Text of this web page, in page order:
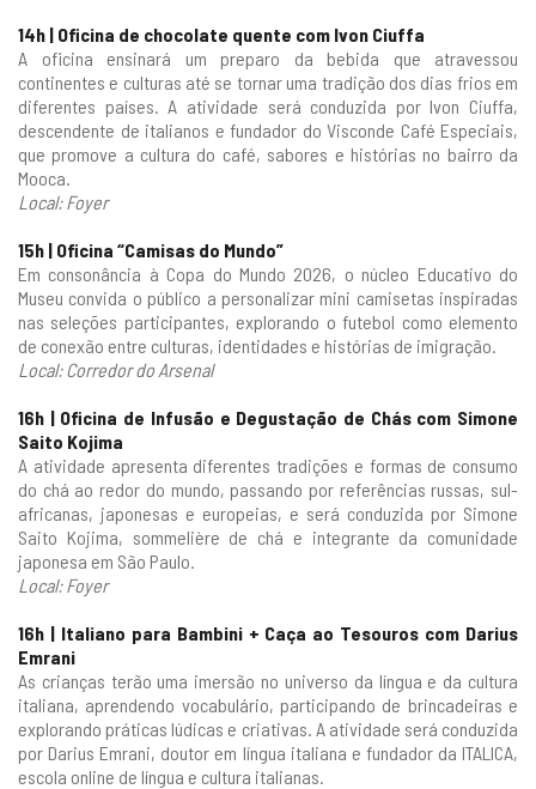
14h | Oficina de chocolate quente com Ivon Ciuffa
A oficina ensinará um preparo da bebida que atravessou
continentes e culturas até se tornar uma tradição dos dias frios em
diferentes países. A atividade será conduzida por Ivon Ciuffa,
descendente de italianos e fundador do Visconde Café Especiais,
que promove a cultura do café, sabores e histórias no bairro da
Mooca.
Local: Foyer
15h | Oficina “Camisas do Mundo”
Em consonância à Copa do Mundo 2026, o núcleo Educativo do
Museu convida o público a personalizar mini camisetas inspiradas
nas seleções participantes, explorando o futebol como elemento
de conexão entre culturas, identidades e histórias de imigração.
Local: Corredor do Arsenal
16h | Oficina de Infusão e Degustação de Chás com Simone
Saito Kojima
A atividade apresenta diferentes tradições e formas de consumo
do chá ao redor do mundo, passando por referências russas, sul-
africanas, japonesas e europeias, e será conduzida por Simone
Saito Kojima, sommelière de chá e integrante da comunidade
japonesa em São Paulo.
Local: Foyer
16h | Italiano para Bambini + Caça ao Tesouros com Darius
Emrani
As crianças terão uma imersão no universo da língua e da cultura
italiana, aprendendo vocabulário, participando de brincadeiras e
explorando práticas lúdicas e criativas. A atividade será conduzida
por Darius Emrani, doutor em língua italiana e fundador da ITALICA,
escola online de língua e cultura italianas.